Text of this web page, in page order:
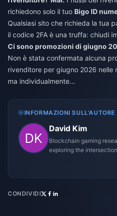
richiedono solo il tuo Bigo ID
Qualsiasi sito che richieda la tua
il codice 2FA è una truffa: chiudi
Ci sono promozioni di giugno
Non è stata confermata alcuna
rivenditore per giugno 2026 nelle
ma individualmente...
INFORMAZIONI SULL'AUTORE
David Kim
Blockchain gaming
exploring the
CONDIVIDI